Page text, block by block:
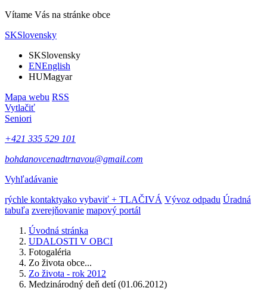
Vítame Vás na stránke obce
SKSlovensky
SKSlovensky
ENEnglish
HUMagyar
Mapa webu RSS
Vytlačiť
Seniori
+421 335 529 101
bohdanovcenadtrnavou@gmail.com
Vyhľadávanie
rýchle kontaktyako vybaviť + TLAČIVÁ Vývoz odpadu Úradná
tabuľa zverejňovanie mapový portál
Úvodná stránka
UDALOSTI V OBCI
Fotogaléria
Zo života obce...
Zo života - rok 2012
Medzinárodný deň detí (01.06.2012)